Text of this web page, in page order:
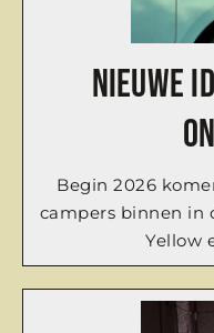
Nieuwe
Begin 2026
campers binnen in
Yellow